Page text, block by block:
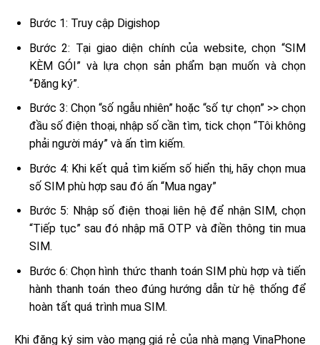
Bước 1: Truy cập Digishop
Bước 2: Tại giao diện chính của website, chọn “SIM
KÈM GÓI” và lựa chọn sản phẩm bạn muốn và chọn
“Đăng ký”.
Bước 3: Chọn “số ngẫu nhiên” hoặc “số tự chọn” >> chọn
đầu số điện thoại, nhập số cần tìm, tick chọn “Tôi không
phải người máy” và ấn tìm kiếm.
Bước 4: Khi kết quả tìm kiếm số hiển thị, hãy chọn mua
số SIM phù hợp sau đó ấn “Mua ngay”
Bước 5: Nhập số điện thoại liên hệ để nhận SIM, chọn
“Tiếp tục” sau đó nhập mã OTP và điền thông tin mua
SIM.
Bước 6: Chọn hình thức thanh toán SIM phù hợp và tiến
hành thanh toán theo đúng hướng dẫn từ hệ thống để
hoàn tất quá trình mua SIM.
Khi đăng ký sim vào mạng giá rẻ của nhà mạng VinaPhone